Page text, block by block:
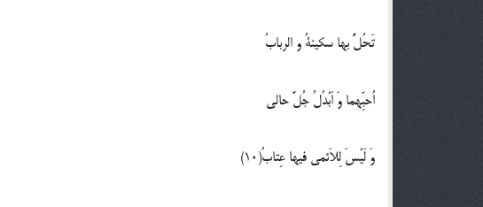
تَحُلُّ بها سکینةُ و الربابُ
اُحبِّهما وَ اَبْدُلُ جُلَّ حالی
وَ لَیْسَ لِلاَئمی فیها عِتابُ(10)